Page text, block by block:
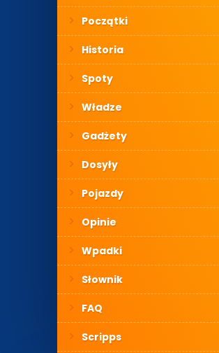
Początki
Historia
Spoty
Władze
Gadżety
Dosyły
Pojazdy
Opinie
Wpadki
Słownik
FAQ
Scripps